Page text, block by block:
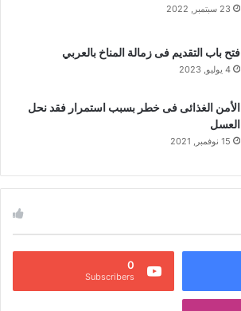
23 سبتمبر, 2022
فتح باب التقديم فى زمالة المناخ بالعربي
4 يوليو, 2023
الأمن الغذائى فى خطر بسبب استمرار فقد نحل
العسل
15 نوفمبر, 2021
0
Subscribers